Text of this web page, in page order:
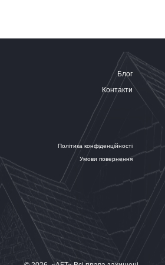
Блог
Контакти
Політика конфіденційності
Умови повернення